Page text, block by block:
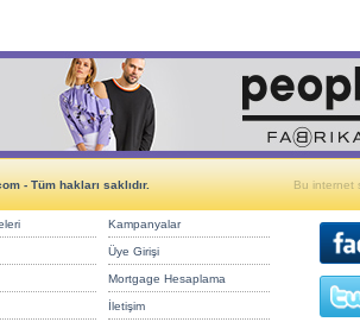
- Tüm hakları saklıdır. Bu internet
Kampanyalar
Üye Girişi
Mortgage Hesaplama
İletişim